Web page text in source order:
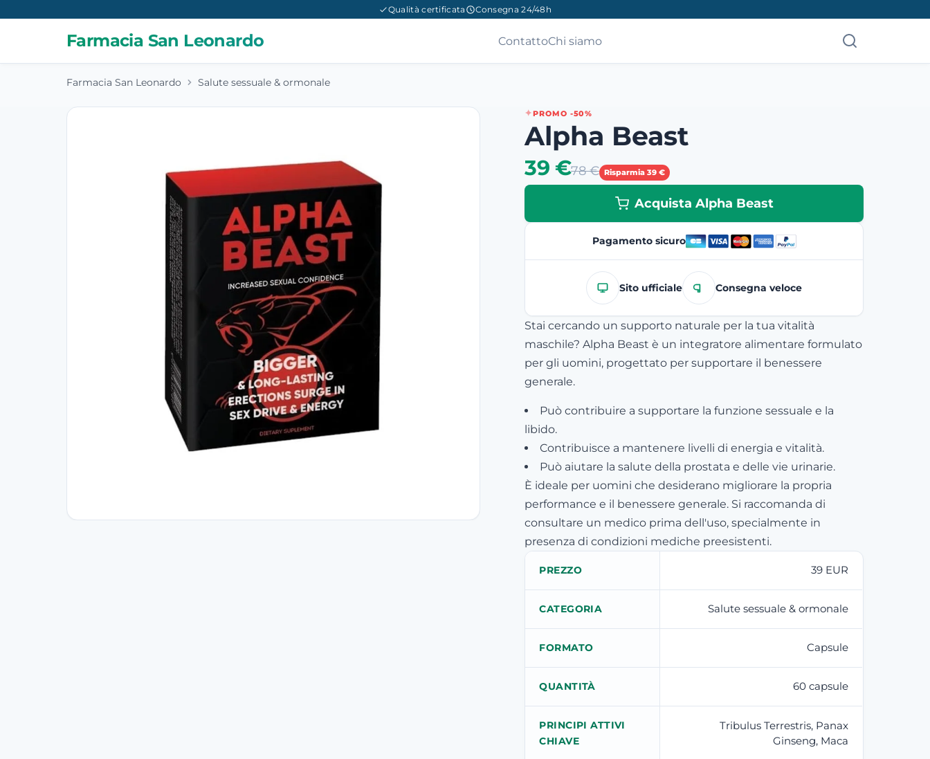
Qualità certificata Consegna 24/48h
Farmacia San Leonardo ContattoChi siamo
Farmacia San Leonardo Salute sessuale & ormonale
PROMO -50%
Alpha Beast
39 €78 € Risparmia 39 €
Acquista Alpha Beast
Pagamento sicuro
Sito ufficiale Consegna veloce
Stai cercando un supporto naturale per la tua vitalità
maschile? Alpha Beast è un integratore alimentare formulato
per gli uomini, progettato per supportare il benessere
generale.
Può contribuire a supportare la funzione sessuale e la
libido.
Contribuisce a mantenere livelli di energia e vitalità.
Può aiutare la salute della prostata e delle vie urinarie.
È ideale per uomini che desiderano migliorare la propria
performance e il benessere generale. Si raccomanda di
consultare un medico prima dell'uso, specialmente in
presenza di condizioni mediche preesistenti.
PREZZO 39 EUR
CATEGORIA Salute sessuale & ormonale
FORMATO Capsule
QUANTITÀ 60 capsule
PRINCIPI ATTIVI
CHIAVE
Tribulus Terrestris, Panax
Ginseng, Maca